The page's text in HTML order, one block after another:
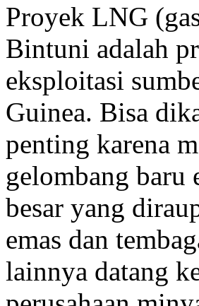
Proyek LNG
Bintuni adalah
eksploitasi
Guinea. Bisa
penting karena
gelombang baru
besar yang
emas dan
lainnya datang